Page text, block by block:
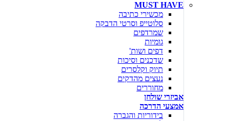
MUST HAVE
מכשירי כתיבה
סלוטייפ וסרטי הדבקה
שמרדפים
גומיות
דפים ושות'
שדכנים וסיכות
תיוק וקלסרים
נעצים מהדקים
מחוררים
אביזרי שולחן
אמצעי הדרכה
בידוריות והגברה